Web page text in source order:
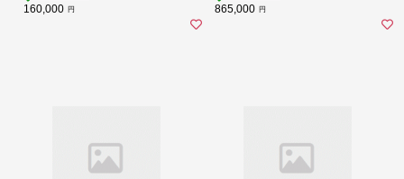
160,000 円 865,000 円